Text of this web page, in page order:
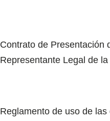
Contrato de Presentación
Representante Legal de
Reglamento de uso de